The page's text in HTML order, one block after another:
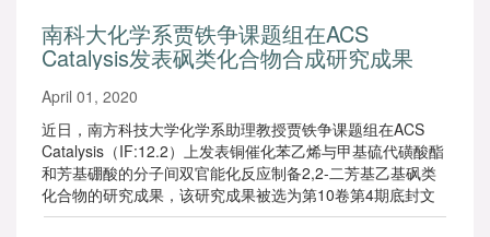
hypocotyl elongation in the light”为题发表在《自然-通讯》
（Nature Communications）上。
南科大化学系贾铁争课题组在ACS
Catalysis发表砜类化合物合成研究成果
April 01, 2020
近日，南方科技大学化学系助理教授贾铁争课题组在ACS
Catalysis（IF:12.2）上发表铜催化苯乙烯与甲基硫代磺酸酯
和芳基硼酸的分子间双官能化反应制备2,2-二芳基乙基砜类
化合物的研究成果，该研究成果被选为第10卷第4期底封文
章（Supplementary cover）。